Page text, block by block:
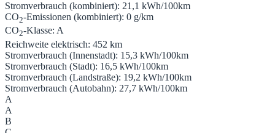
Stromverbrauch (kombiniert): 21,1 kWh/100km
CO2-Emissionen (kombiniert): 0 g/km
CO2-Klasse: A
Reichweite elektrisch: 452 km
Stromverbrauch (Innenstadt): 15,3 kWh/100km
Stromverbrauch (Stadt): 16,5 kWh/100km
Stromverbrauch (Landstraße): 19,2 kWh/100km
Stromverbrauch (Autobahn): 27,7 kWh/100km
A
A
B